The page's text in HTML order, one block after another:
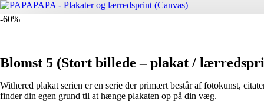
-60%
Blomst 5 (Stort billede – plakat /
Withered plakat serien er en serie der primært består af fotokunst,
finder din egen grund til at hænge plakaten op på din væg.